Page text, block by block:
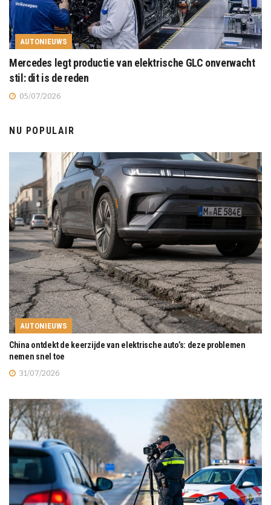
AUTONIEUWS
Mercedes legt productie van elektrische GLC onverwacht
stil: dit is de reden
05/07/2026
NU POPULAIR
AUTONIEUWS
China ontdekt de keerzijde van elektrische auto’s: deze problemen
nemen snel toe
31/07/2026